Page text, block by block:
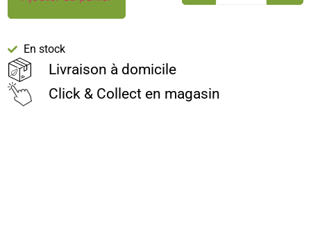
En stock
Livraison à domicile
Click & Collect en magasin